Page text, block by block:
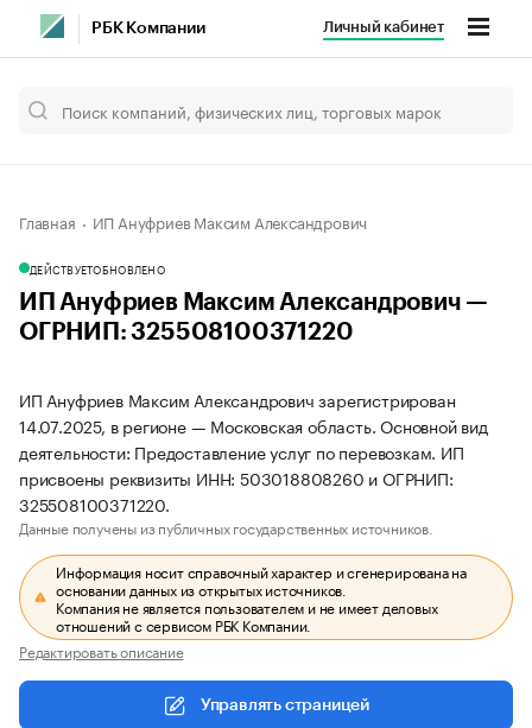
РБК Компании Личный кабинет
Главная ИП Ануфриев Максим Александрович
ДЕЙСТВУЕТОБНОВЛЕНО
ИП Ануфриев Максим Александрович —
ОГРНИП: 325508100371220
ИП Ануфриев Максим Александрович зарегистрирован
14.07.2025, в регионе — Московская область. Основной вид
деятельности: Предоставление услуг по перевозкам. ИП
присвоены реквизиты ИНН: 503018808260 и ОГРНИП:
325508100371220.
Данные получены из публичных государственных источников.
Информация носит справочный характер и сгенерирована на
основании данных из открытых источников.
Компания не является пользователем и не имеет деловых
отношений с сервисом РБК Компании.
Редактировать описание
Управлять страницей